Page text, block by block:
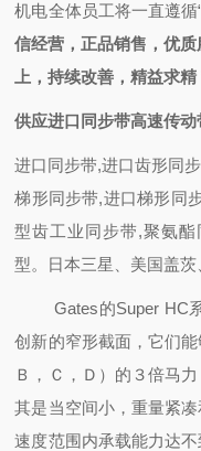
机电全体员工将一直遵循
信经营，正品销售，优质
上，持续改善，精益求精
供应进口同步带高速传动
进口同步带,进口齿形同
梯形同步带,进口梯形同
型齿工业同步带,聚氨酯
型。日本三星、美国盖茨
Gates的Super HC
创新的窄形截面，它们
Ｂ，Ｃ，Ｄ）的３倍马
其是当空间小，重量紧
速度范围内承载能力达